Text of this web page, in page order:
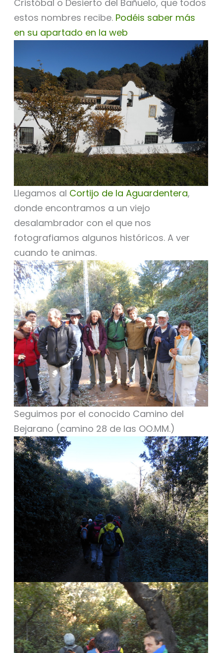
Cristóbal o Desierto del Bañuelo, que todos
estos nombres recibe. Podéis saber más
en su apartado en la web
Llegamos al Cortijo de la Aguardentera,
donde encontramos a un viejo
desalambrador con el que nos
fotografiamos algunos históricos. A ver
cuando te animas.
Seguimos por el conocido Camino del
Bejarano (camino 28 de las OO.MM.)